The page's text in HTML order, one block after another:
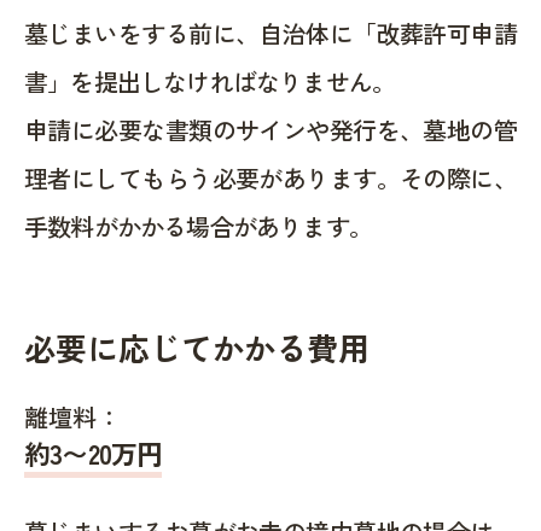
墓じまいをする前に、自治体に「改葬許可申請
書」を提出しなければなりません。
申請に必要な書類のサインや発行を、墓地の管
理者にしてもらう必要があります。その際に、
手数料がかかる場合があります。
必要に応じてかかる費用
離壇料：
約3〜20万円